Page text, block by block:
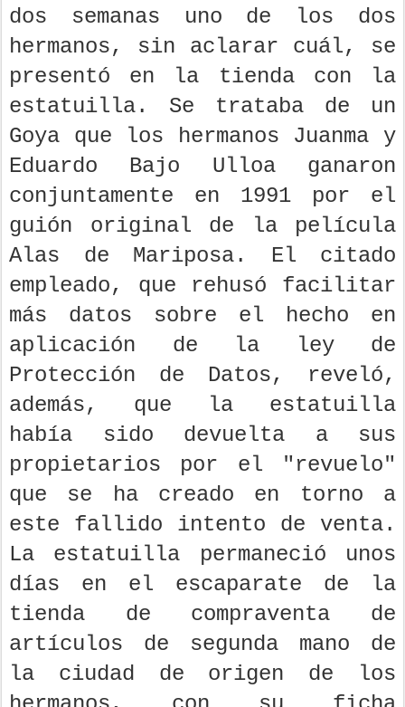
dos semanas uno de los dos
hermanos, sin aclarar cuál, se
presentó en la tienda con la
estatuilla. Se trataba de un
Goya que los hermanos Juanma y
Eduardo Bajo Ulloa ganaron
conjuntamente en 1991 por el
guión original de la película
Alas de Mariposa. El citado
empleado, que rehusó facilitar
más datos sobre el hecho en
aplicación de la ley de
Protección de Datos, reveló,
además, que la estatuilla
había sido devuelta a sus
propietarios por el "revuelo"
que se ha creado en torno a
este fallido intento de venta.
La estatuilla permaneció unos
días en el escaparate de la
tienda de compraventa de
artículos de segunda mano de
la ciudad de origen de los